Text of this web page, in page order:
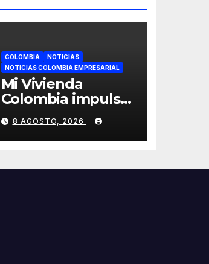
COLOMBIA
NOTICIAS
NOTICIAS COLOMBIA EMPRESARIAL
Mi Vivienda
Colombia impulsa
una iniciativa para
facilitar el acceso a
la vivienda de
colombianas
8 AGOSTO, 2026